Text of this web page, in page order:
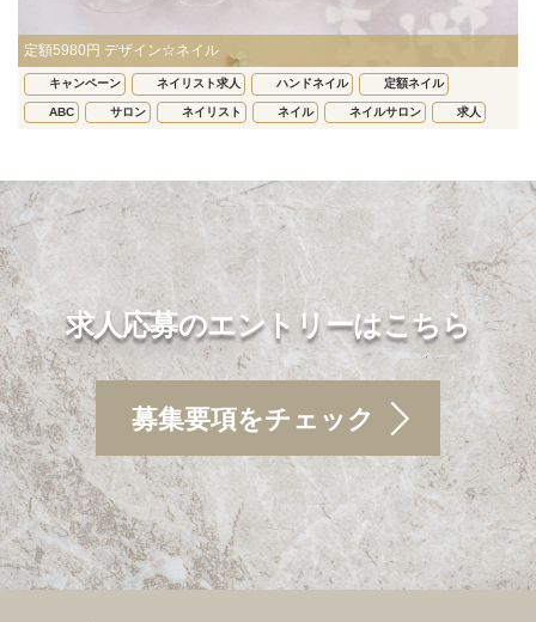
定額5980円 デザイン☆ネイル
キャンペーン ネイリスト求人 ハンドネイル 定額ネイル
ABC サロン ネイリスト ネイル ネイルサロン 求人
求人応募のエントリーはこちら
募集要項をチェック